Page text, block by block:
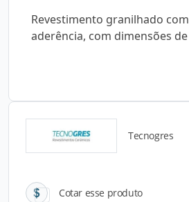
Revestimento granilhado
aderência, com dimensões
Tecnogres
Cotar esse produto
Catálogos para